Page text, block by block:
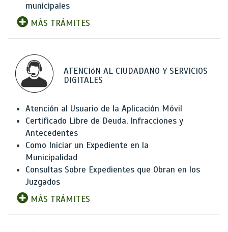
municipales
MÁS TRÁMITES
ATENCIóN AL CIUDADANO Y SERVICIOS
DIGITALES
Atención al Usuario de la Aplicación Móvil
Certificado Libre de Deuda, Infracciones y
Antecedentes
Como Iniciar un Expediente en la
Municipalidad
Consultas Sobre Expedientes que Obran en los
Juzgados
MÁS TRÁMITES